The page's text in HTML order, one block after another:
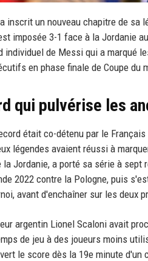
inscrit un nouveau chapitre de sa
imposée 3-1 face à la Jordanie
individuel de Messi qui a marqué
en phase finale de Coupe du
qui pulvérise les
était co-détenu par le
légendes avaient réussi à
Jordanie, a porté sa série à sept
2022 contre la Pologne, puis
avant d'enchaîner sur les deux
argentin Lionel Scaloni avait
de jeu à des joueurs moins
le score dès la 19e minute